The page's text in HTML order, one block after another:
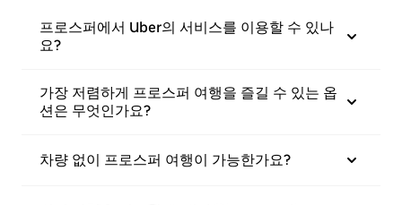
프로스퍼에서 Uber의 서비스를 이용할 수 있나
요?
가장 저렴하게 프로스퍼 여행을 즐길 수 있는 옵
션은 무엇인가요?
차량 없이 프로스퍼 여행이 가능한가요?